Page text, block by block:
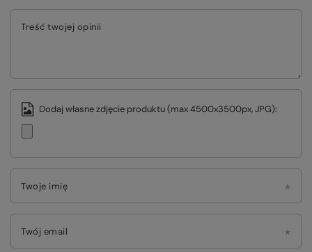
Treść twojej opinii
Dodaj własne zdjęcie produktu (max 4500x3500px, JPG):
Twoje imię
Twój email